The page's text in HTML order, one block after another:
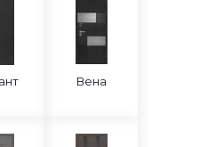
Белый)
Серый)
Белый)
Вена